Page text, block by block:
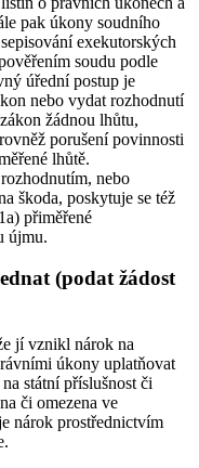
pak úkony soudního
exekutorských
soudu podle
úřední postup je
nebo vydat rozhodnutí
žádnou lhůtu,
porušení povinnosti
lhůtě.
nebo
škoda, poskytuje se též
přiměřené
újmu.
(podat žádost
jí vznikl nárok na
úkony uplatňovat
státní příslušnost či
či omezena ve
nárok prostřednictvím